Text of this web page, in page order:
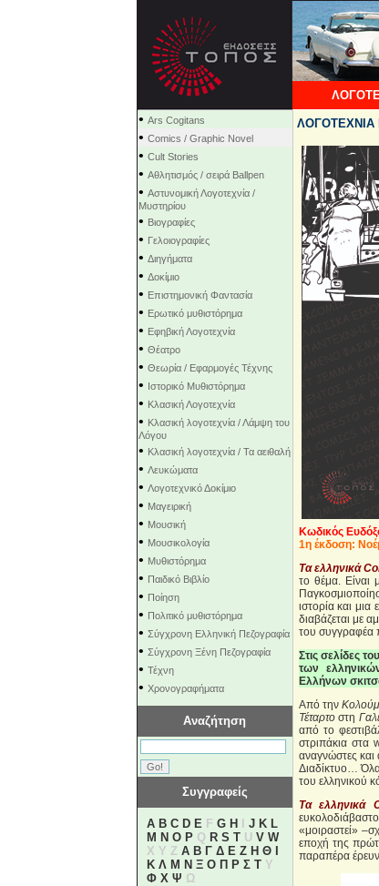
• Ars Cogitans
• Comics / Graphic Novel
• Cult Stories
• Αθλητισμός / σειρά Ballpen
• Αστυνομική Λογοτεχνία /
Μυστηρίου
• Βιογραφίες
• Γελοιογραφίες
• Διηγήματα
• Δοκίμιο
• Επιστημονική Φαντασία
• Ερωτικό μυθιστόρημα
• Εφηβική Λογοτεχνία
• Θέατρο
• Θεωρία / Εφαρμογές Τέχνης
• Ιστορικό Μυθιστόρημα
• Κλασική Λογοτεχνία
• Κλασική λογοτεχνία / Λάμψη του
Λόγου
• Κλασική λογοτεχνία / Τα αειθαλή
• Λευκώματα
• Λογοτεχνικό Δοκίμιο
• Μαγειρική
• Μουσική
• Μουσικολογία
• Μυθιστόρημα
• Παιδικό Βιβλίο
• Ποίηση
• Πολιτικό μυθιστόρημα
• Σύγχρονη Ελληνική Πεζογραφία
• Σύγχρονη Ξένη Πεζογραφία
• Τέχνη
• Χρονογραφήματα
Αναζήτηση
Συγγραφείς
A B C D EF G H J K L
M N O PQ R S TU V W
X Y Z Α Β Γ Δ Ε Ζ Η Θ
Κ Λ Μ Ν Ξ Ο Π Ρ Σ ΤΥ
Φ Χ Ψ Ω
ΛΟΓΟΤΕΧΝΙΑ
Κωδικός
1η έκδοση:
Τα ελληνικά
το θέμα. Είναι
ιστορία και
διαβάζεται με
του συγγραφέα
Στις σελίδες
των
Ελλήνων
Από την
Τέταρτοστη
από το
στριπάκια στα
αναγνώστες
Διαδίκτυο…
του ελληνικού
Τα ελληνικά
«μοιραστεί»
εποχή της
παραπέρα